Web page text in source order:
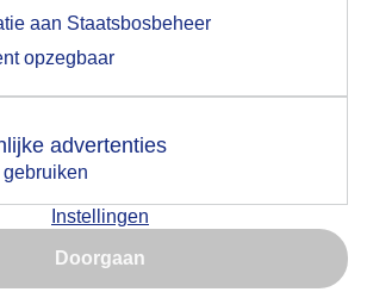
aan Staatsbosbeheer
opzegbaar
advertenties
Instellingen
Doorgaan
een pop-up uit je browser waarin
goed, toon de popup
niet, misschien later